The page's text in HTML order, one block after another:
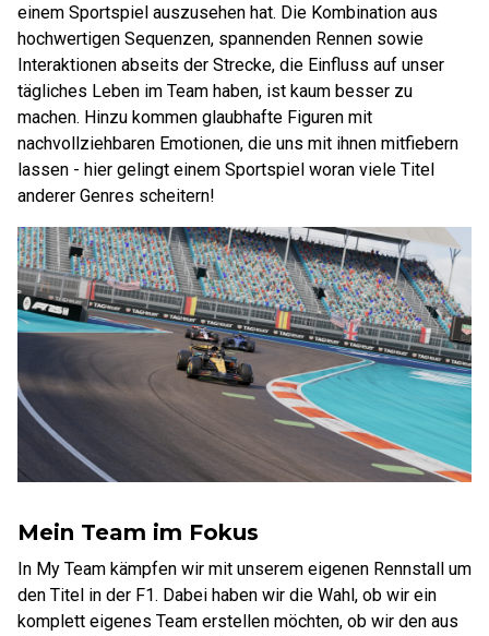
einem Sportspiel auszusehen hat. Die Kombination aus
hochwertigen Sequenzen, spannenden Rennen sowie
Interaktionen abseits der Strecke, die Einfluss auf unser
tägliches Leben im Team haben, ist kaum besser zu
machen. Hinzu kommen glaubhafte Figuren mit
nachvollziehbaren Emotionen, die uns mit ihnen mitfiebern
lassen - hier gelingt einem Sportspiel woran viele Titel
anderer Genres scheitern!
Mein Team im Fokus
In My Team kämpfen wir mit unserem eigenen Rennstall um
den Titel in der F1. Dabei haben wir die Wahl, ob wir ein
komplett eigenes Team erstellen möchten, ob wir den aus